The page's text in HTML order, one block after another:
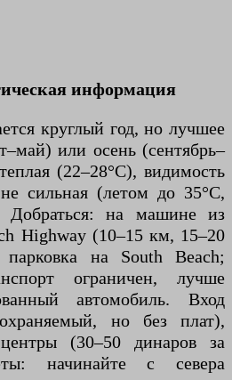
информация
круглый год, но лучшее
или осень (сентябрь–
(22–28°C), видимость
сильная (летом до 35°C,
Добраться: на машине из
Highway (10–15 км, 15–20
парковка на South Beach;
ограничен, лучше
автомобиль. Вход
но без плат),
(30–50 динаров за
начинайте с севера